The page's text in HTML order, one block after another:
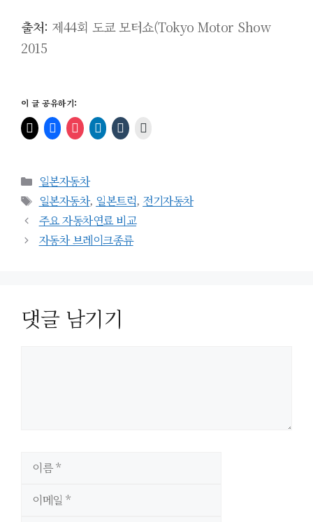
출처: 제44회 도쿄 모터쇼(Tokyo Motor Show
2015
이 글 공유하기:
카
테
고
리
일본자동차
태
그
일본자동차, 일본트럭, 전기자동차
주요 자동차연료 비교
자동차 브레이크종류
댓글 남기기